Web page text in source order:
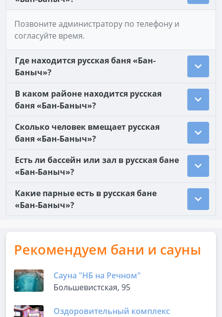
Позвоните администратору по телефону и
согласуйте время.
Где находится русская баня «Бан-
Баныч»?
В каком районе находится русская
баня «Бан-Баныч»?
Сколько человек вмещает русская
баня «Бан-Баныч»?
Есть ли бассейн или зал в русская бане
«Бан-Баныч»?
Какие парные есть в русская бане
«Бан-Баныч»?
Рекомендуем бани и сауны
Сауна "НБ на Речном"
Большевистская, 95
Оздоровительный комплекс